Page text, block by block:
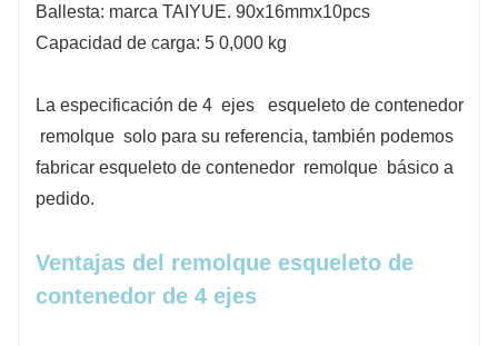
Ballesta: marca TAIYUE. 90x16mmx10pcs
Capacidad de carga: 5 0,000 kg
La especificación de 4 ejes esqueleto de contenedor
remolque solo para su referencia, también podemos
fabricar esqueleto de contenedor remolque básico a
pedido.
Ventajas del remolque esqueleto de
contenedor de 4 ejes